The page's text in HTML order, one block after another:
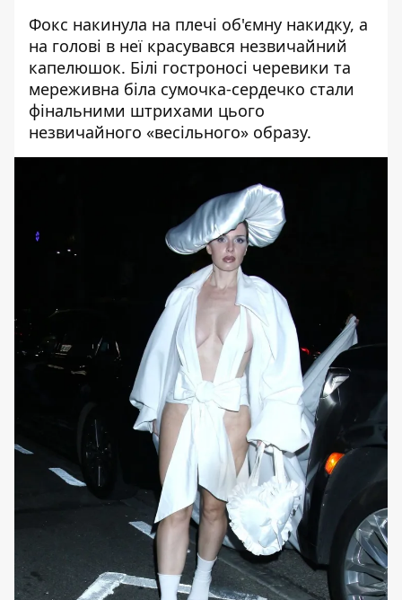
Фокс накинула на плечі об'ємну накидку, а
на голові в неї красувався незвичайний
капелюшок. Білі гостроносі черевики та
мереживна біла сумочка-сердечко стали
фінальними штрихами цього
незвичайного «весільного» образу.